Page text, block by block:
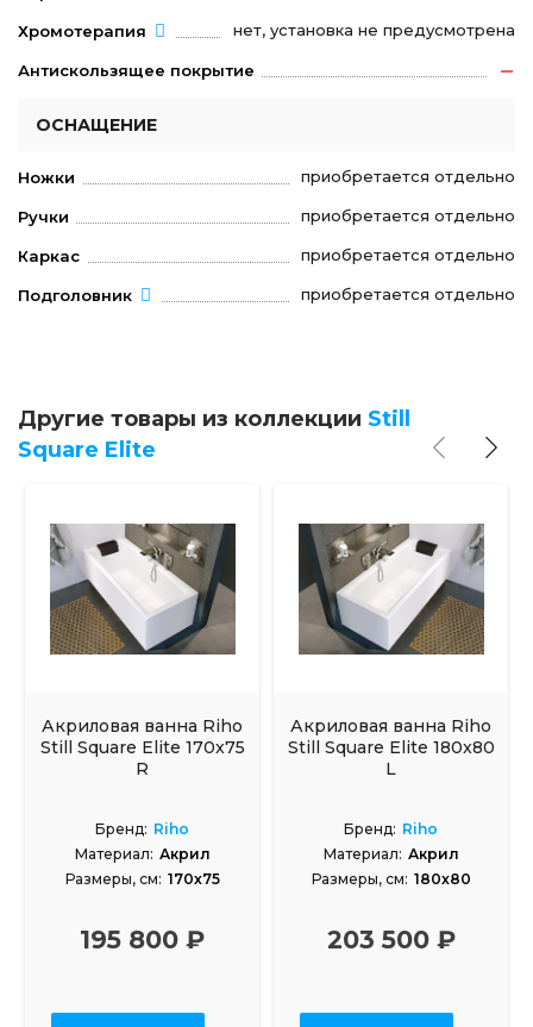
Хромотерапия нет, установка не предусмотрена
Антискользящее покрытие
ОСНАЩЕНИЕ
Ножки приобретается отдельно
Ручки приобретается отдельно
Каркас приобретается отдельно
Подголовник приобретается отдельно
Другие товары из коллекции Still
Square Elite
Акриловая ванна Riho
Still Square Elite 170x75
R
Бренд: Riho
Материал: Акрил
Размеры, см: 170x75
195 800 ₽
Акриловая ванна Riho
Still Square Elite 180x80
L
Бренд: Riho
Материал: Акрил
Размеры, см: 180x80
203 500 ₽